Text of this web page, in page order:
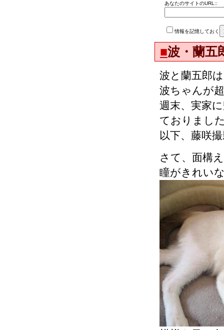
あなたのサイトのURL::
情報を記憶しておく
■波・蘭五
波と蘭五郎
波ちゃんが
週末、実家
ておりまし
以下、藤咲
さて、面構
瞳がきれい